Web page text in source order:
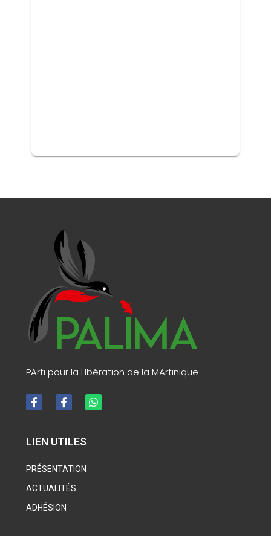
PArti pour la LIbération de la MArtinique
LIEN UTILES
PRÉSENTATION
ACTUALITÉS
ADHÉSION